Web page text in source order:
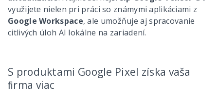
využijete nielen pri práci so známymi aplikáciami z
Google Workspace, ale umožňuje aj spracovanie
citlivých úloh AI lokálne na zariadení.
S produktami Google Pixel získa vaša
ﬁrma viac